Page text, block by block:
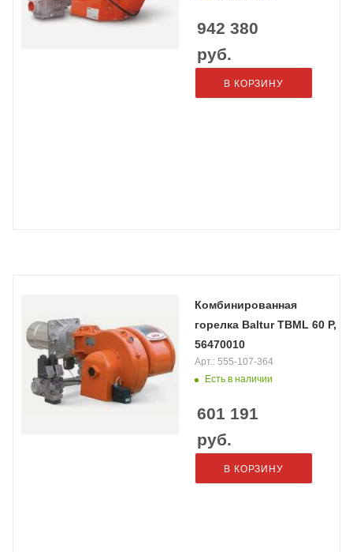
942 380
руб.
В КОРЗИНУ
Комбинированная
горелка Baltur TBML 60 P,
56470010
Есть в наличии
Арт.: 555-107-364
601 191
руб.
В КОРЗИНУ